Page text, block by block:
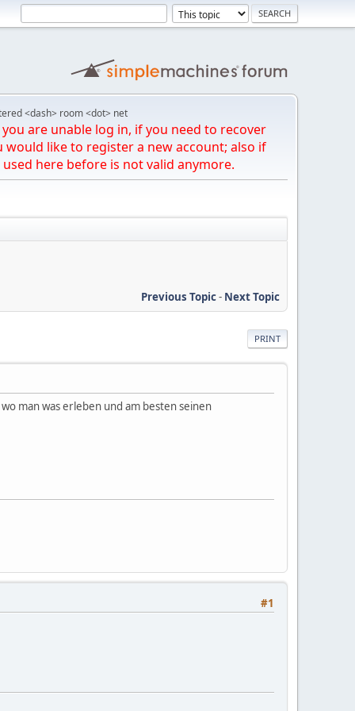
<dash> room <dot> net
are unable log in, if you need to recover
like to register a new account; also if
here before is not valid anymore.
Previous Topic- Next Topic
PRINT
man was erleben und am besten seinen
#1